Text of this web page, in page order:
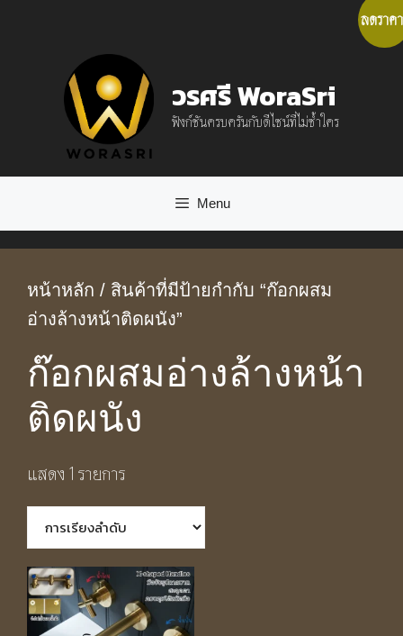
วรศรี WoraSri
ฟังก์ชันครบครันกับดีไซน์ที่ไม่ซ้ำใคร
Menu
หน้าหลัก / สินค้าที่มีป้ายกำกับ “ก๊อกผสม
อ่างล้างหน้าติดผนัง”
ก๊อกผสมอ่างล้างหน้า
ติดผนัง
แสดง 1 รายการ
ลดราค